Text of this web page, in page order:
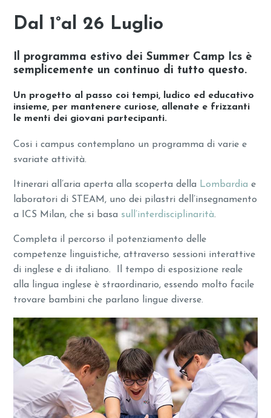
Dal 1°al 26 Luglio
Il programma estivo dei Summer Camp Ics è
semplicemente un continuo di tutto questo.
Un progetto al passo coi tempi, ludico ed educativo
insieme, per mantenere curiose, allenate e frizzanti
le menti dei giovani partecipanti.
Cosi i campus contemplano un programma di varie e
svariate attività.
Itinerari all’aria aperta alla scoperta della Lombardia e
laboratori di STEAM, uno dei pilastri dell’insegnamento
a ICS Milan, che si basa sull’interdisciplinarità.
Completa il percorso il potenziamento delle
competenze linguistiche, attraverso sessioni interattive
di inglese e di italiano. Il tempo di esposizione reale
alla lingua inglese è straordinario, essendo molto facile
trovare bambini che parlano lingue diverse.